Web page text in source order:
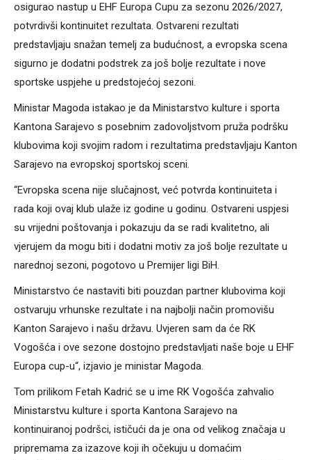
osigurao nastup u EHF Europa Cupu za sezonu 2026/2027,
potvrdivši kontinuitet rezultata. Ostvareni rezultati
predstavljaju snažan temelj za budućnost, a evropska scena
sigurno je dodatni podstrek za još bolje rezultate i nove
sportske uspjehe u predstojećoj sezoni.
Ministar Magoda istakao je da Ministarstvo kulture i sporta
Kantona Sarajevo s posebnim zadovoljstvom pruža podršku
klubovima koji svojim radom i rezultatima predstavljaju Kanton
Sarajevo na evropskoj sportskoj sceni.
“Evropska scena nije slučajnost, već potvrda kontinuiteta i
rada koji ovaj klub ulaže iz godine u godinu. Ostvareni uspjesi
su vrijedni poštovanja i pokazuju da se radi kvalitetno, ali
vjerujem da mogu biti i dodatni motiv za još bolje rezultate u
narednoj sezoni, pogotovo u Premijer ligi BiH.
Ministarstvo će nastaviti biti pouzdan partner klubovima koji
ostvaruju vrhunske rezultate i na najbolji način promovišu
Kanton Sarajevo i našu državu. Uvjeren sam da će RK
Vogošća i ove sezone dostojno predstavljati naše boje u EHF
Europa cup-u“, izjavio je ministar Magoda.
Tom prilikom Fetah Kadrić se u ime RK Vogošća zahvalio
Ministarstvu kulture i sporta Kantona Sarajevo na
kontinuiranoj podršci, ističući da je ona od velikog značaja u
pripremama za izazove koji ih očekuju u domaćim